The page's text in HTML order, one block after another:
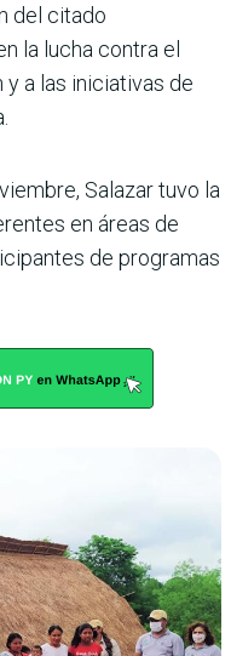
del citado
la lucha contra el
a las iniciativas de
Salazar tuvo la
en áreas de
de programas